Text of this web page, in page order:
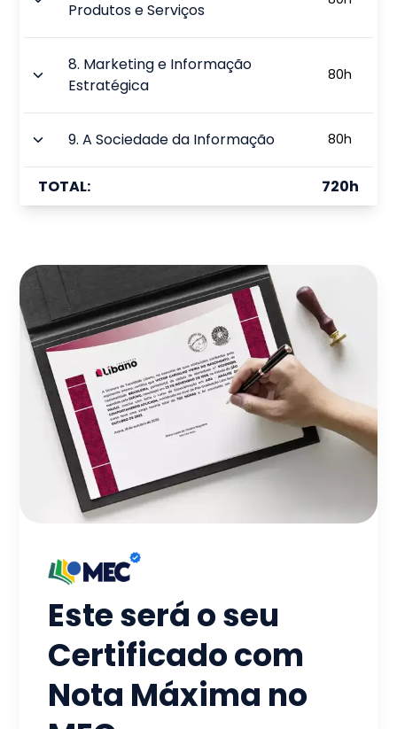
Produtos e Serviços
8. Marketing e Informação
Estratégica
80h
9.A Sociedade da Informação 80h
TOTAL: 720h
Este será o seu
Certificado com
Nota Máxima no